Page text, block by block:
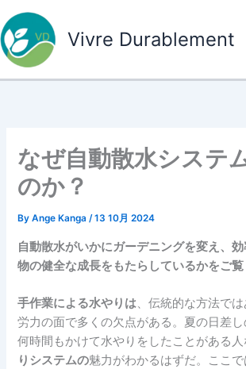
容
を
ス
キ
Vivre Durablement
なぜ自動散水システ
のか？
ByAnge Kanga/13 10月 2024
自動散水がいかにガーデニングを変え、
物の健全な成長をもたらしているかをご覧
手作業による水やりは、伝統的な方法で
労力の面で多くの欠点がある。夏の日差
何時間もかけて水やりをしたことがある人
りシステムの魅力がわかるはずだ。ここで